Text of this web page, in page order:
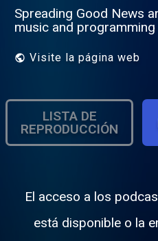
Spreading Good News
music and programming
Visite la página web
LISTA DE
REPRODUCCIÓN
El acceso a los
está disponible o la